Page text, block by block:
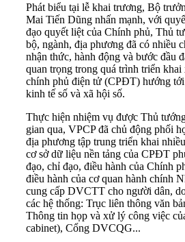
Phát biểu tại lễ khai trương, Bộ
Mai Tiến Dũng nhấn mạnh, với
đạo quyết liệt của Chính phủ, Thủ
bộ, ngành, địa phương đã có nhiều
nhận thức, hành động và bước đầu
quan trọng trong quá trình triển
chính phủ điện tử (CPĐT) hướng tới
kinh tế số và xã hội số.
Thực hiện nhiệm vụ được Thủ
gian qua, VPCP đã chủ động phối
địa phương tập trung triển khai
cơ sở dữ liệu nền tảng của CPĐT
đạo, chỉ đạo, điều hành của Chính
điều hành của cơ quan hành chính
cung cấp DVCTT cho người dân,
các hệ thống: Trục liên thông văn
Thông tin họp và xử lý công việc
cabinet), Cổng DVCQG...